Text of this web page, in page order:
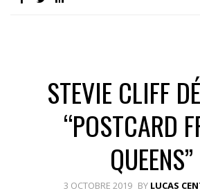
STEVIE CLIFF
“POSTCARD
QUEENS”
3 OCTOBRE 2019 BY LUCAS